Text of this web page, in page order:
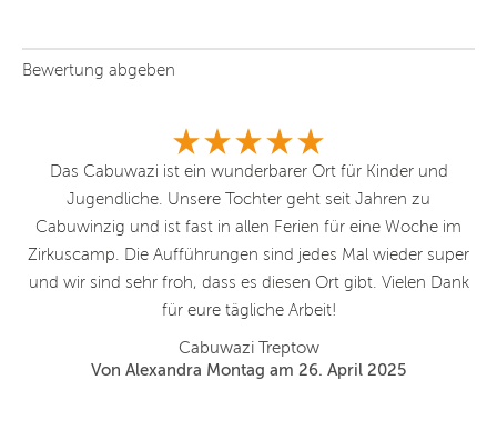
Bewertung abgeben
Das Cabuwazi ist ein wunderbarer Ort für Kinder und
Jugendliche. Unsere Tochter geht seit Jahren zu
Cabuwinzig und ist fast in allen Ferien für eine Woche im
Zirkuscamp. Die Aufführungen sind jedes Mal wieder super
und wir sind sehr froh, dass es diesen Ort gibt. Vielen Dank
für eure tägliche Arbeit!
Cabuwazi Treptow
Von Alexandra Montag am 26. April 2025